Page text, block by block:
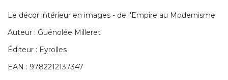
Le décor intérieur en images - de l'Empire au Modernisme
Auteur : Guénolée Milleret
Éditeur : Eyrolles
EAN : 9782212137347